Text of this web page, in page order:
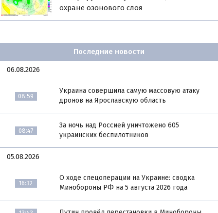
охране озонового слоя
Последние новости
06.08.2026
08:59
Украина совершила самую массовую атаку
дронов на Ярославскую область
08:47
За ночь над Россией уничтожено 605
украинских беспилотников
05.08.2026
16:32
О ходе спецоперации на Украине: сводка
Минобороны РФ на 5 августа 2026 года